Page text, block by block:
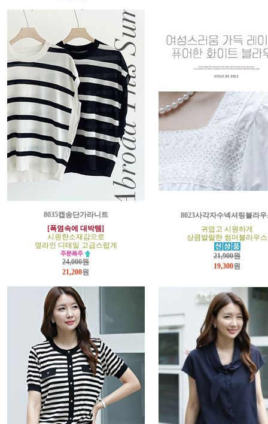
8035캡송단가라니트
[폭염속에 대박템]
시원한소재감으로
옆라인 디테일 고급스럽게
24,000원
21,200원
8023사각자수넥셔링블라우
귀엽고 시원하게
상큼발랄한 썸머블라우스
21,900원
19,300원